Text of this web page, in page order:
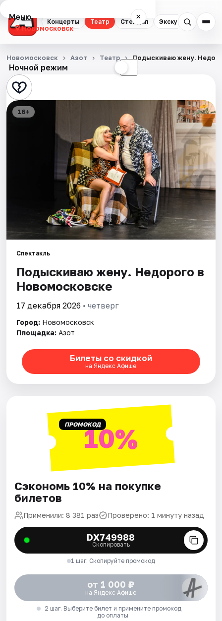
Концерты Театр Стендап Экскурсии
Меню ×
Новомосковск
Концерты
Театр
Стендап
Рейтинги
Ночной режим ☾
Новомосковск Азот Театр Подыскиваю жену.
16+
Спектакль
Подыскиваю жену. Недорого в
Новомосковске
17 декабря 2026 • четверг
Город: Новомосковск
Площадка: Азот
Билеты со скидкой
на Яндекс Афише
ПРОМОКОД10%
Сэкономь 10% на покупке
билетов
Применили: 8 381 раз Проверено: 1 минуту назад
DX749988
Скопировать
1 шаг. Скопируйте промокод
от 1 000 ₽
на Яндекс Афише
2 шаг. Выберите билет и примените промокод
до оплаты